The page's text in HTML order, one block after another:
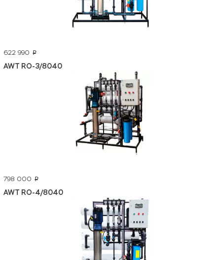
622 990 p
AWT RO-3/8040
798 000 p
AWT RO-4/8040